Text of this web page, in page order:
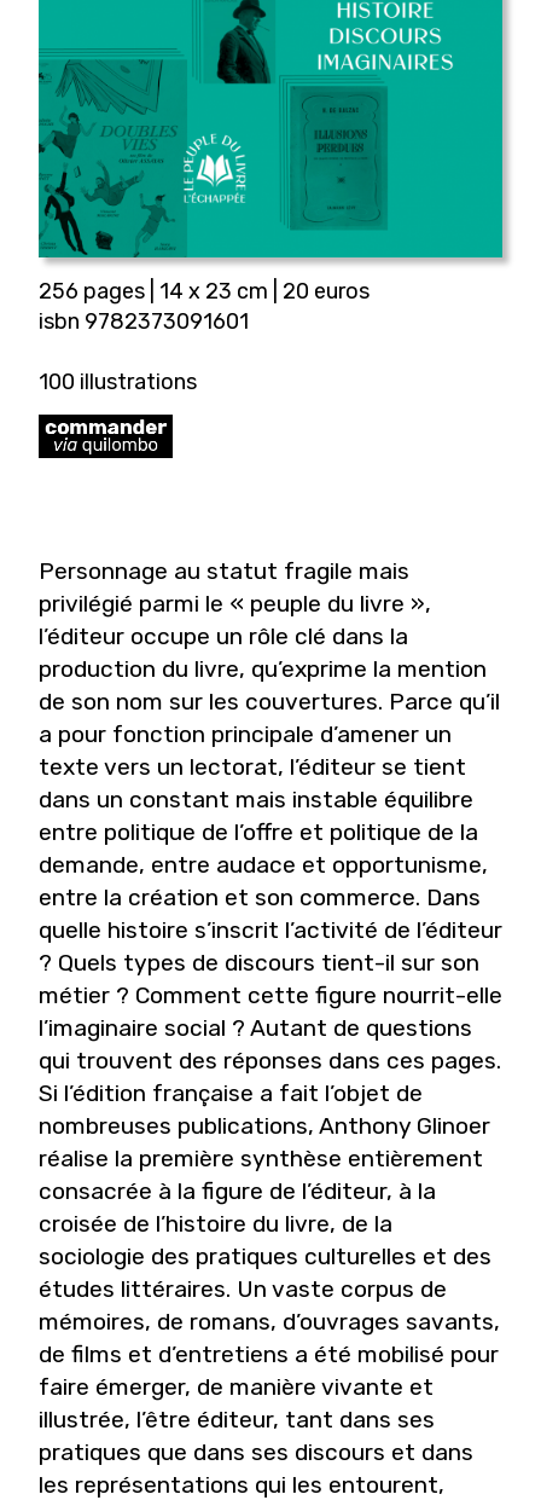
256 pages | 14 x 23 cm | 20 euros
isbn 9782373091601
100 illustrations
Personnage au statut fragile mais
privilégié parmi le « peuple du livre »,
l’éditeur occupe un rôle clé dans la
production du livre, qu’exprime la mention
de son nom sur les couvertures. Parce qu’il
a pour fonction principale d’amener un
texte vers un lectorat, l’éditeur se tient
dans un constant mais instable équilibre
entre politique de l’offre et politique de la
demande, entre audace et opportunisme,
entre la création et son commerce. Dans
quelle histoire s’inscrit l’activité de l’éditeur
? Quels types de discours tient-il sur son
métier ? Comment cette figure nourrit-elle
l’imaginaire social ? Autant de questions
qui trouvent des réponses dans ces pages.
Si l’édition française a fait l’objet de
nombreuses publications, Anthony Glinoer
réalise la première synthèse entièrement
consacrée à la figure de l’éditeur, à la
croisée de l’histoire du livre, de la
sociologie des pratiques culturelles et des
études littéraires. Un vaste corpus de
mémoires, de romans, d’ouvrages savants,
de films et d’entretiens a été mobilisé pour
faire émerger, de manière vivante et
illustrée, l’être éditeur, tant dans ses
pratiques que dans ses discours et dans
les représentations qui les entourent,